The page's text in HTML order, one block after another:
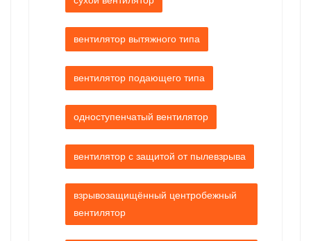
вентилятор вытяжного типа
вентилятор подающего типа
одноступенчатый вентилятор
вентилятор с защитой от пылевзрыва
взрывозащищённый центробежный
вентилятор